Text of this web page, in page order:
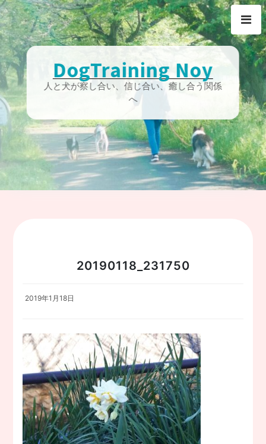
Skip
to
content
DogTraining Noy
人と犬が察し合い、信じ合い、癒し合う関係
へ
20190118_231750
2019年1月18日